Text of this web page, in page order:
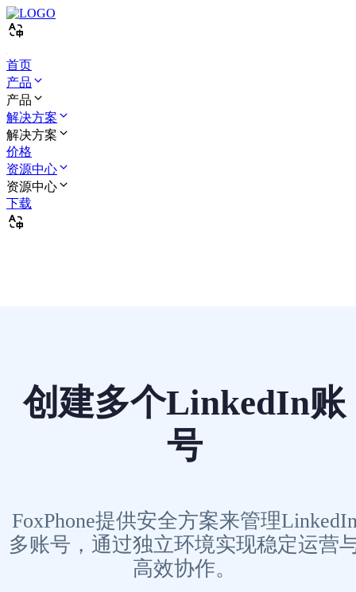
首页
产品
产品
解决方案
解决方案
价格
资源中心
资源中心
下载
创建多个LinkedIn账
号
FoxPhone提供安全方案来管理
多账号，通过独立环境实现稳定运营
高效协作。